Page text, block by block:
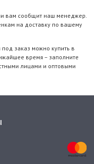
вам сообщит наш менеджер.
на доставку по вашему
под заказ можно купить в
время – заполните
лицами и оптовыми